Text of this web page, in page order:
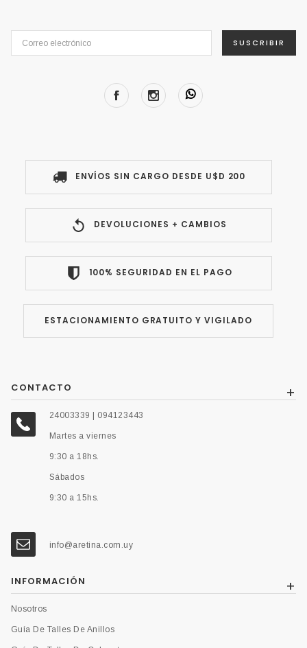
SUSCRIBIR
ENVÍOS SIN CARGO DESDE U$D 200
DEVOLUCIONES + CAMBIOS
100% SEGURIDAD EN EL PAGO
ESTACIONAMIENTO GRATUITO Y VIGILADO
CONTACTO
24003339 | 094123443
Martes a viernes
9:30 a 18hs.
Sábados
9:30 a 15hs.
info@aretina.com.uy
INFORMACIÓN
Nosotros
Guía De Talles De Anillos